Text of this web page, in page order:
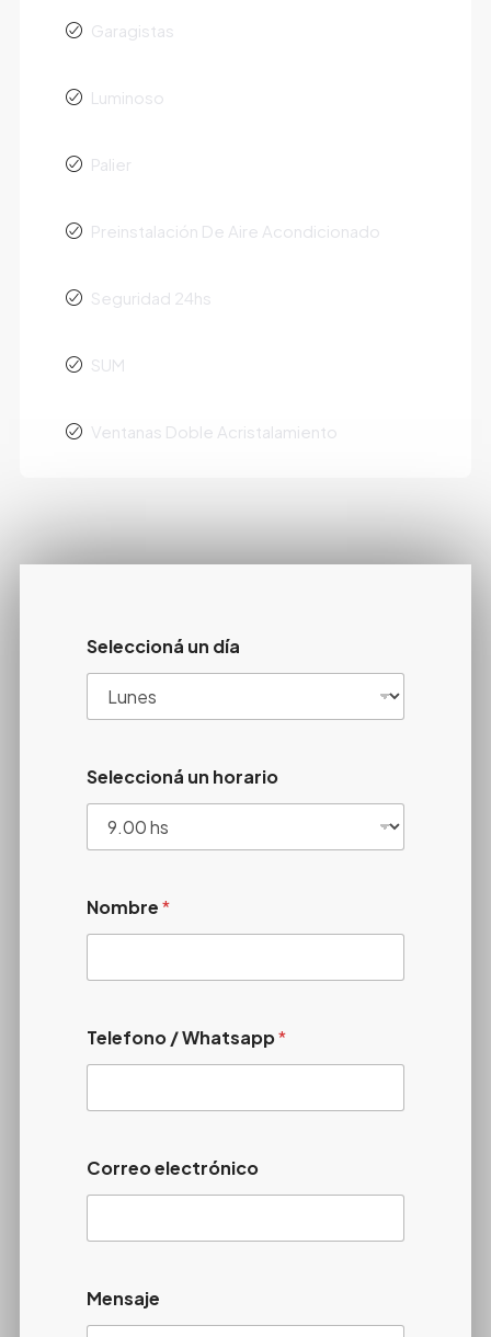
Garagistas
Luminoso
Palier
Preinstalación De Aire Acondicionado
Seguridad 24hs
SUM
Ventanas Doble Acristalamiento
Seleccioná un día
Seleccioná un horario
Nombre*
Telefono / Whatsapp*
Correo electrónico
Mensaje